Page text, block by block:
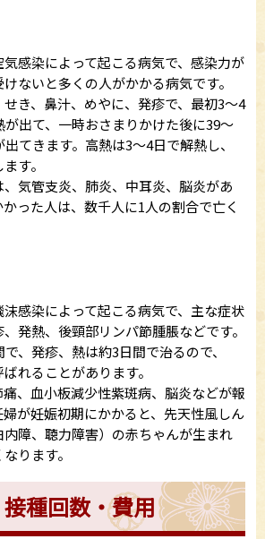
感染によって起こる病気で、感染力が
ないと多くの人がかかる病気です。
き、鼻汁、めやに、発疹で、最初3～4
が出て、一時おさまりかけた後に39～
てきます。高熱は3～4日で解熱し、
す。
気管支炎、肺炎、中耳炎、脳炎があ
った人は、数千人に1人の割合で亡く
感染によって起こる病気で、主な症状
発熱、後頸部リンパ節腫脹などです。
、発疹、熱は約3日間で治るので、
れることがあります。
、血小板減少性紫斑病、脳炎などが報
が妊娠初期にかかると、先天性風しん
障、聴力障害）の赤ちゃんが生まれ
ります。
種回数・費用